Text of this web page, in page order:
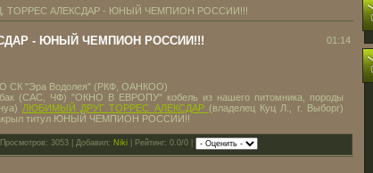
ТОРРЕС АЛЕКСДАР - ЮНЫЙ ЧЕМПИОН РОССИИ!!!
- ЮНЫЙ ЧЕМПИОН РОССИИ!!! 01:14
СК "Эра Водолея" (РКФ, ОАНКОО)
(САС, ЧФ) "ОКНО В ЕВРОПУ" кобель из нашего питомника, породы
ЛЮБИМЫЙ ДРУГ ТОРРЕС АЛЕКСДАР (владелец Куц Л., г. Выборг)
закрыл титул ЮНЫЙ ЧЕМПИОН РОССИИ!!
Просмотров: 3053 | Добавил: Niki | Рейтинг: 0.0/0 |